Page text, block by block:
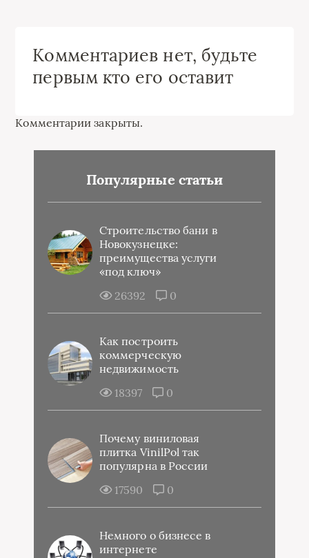
Комментариев нет, будьте
первым кто его оставит
Комментарии закрыты.
Популярные статьи
Строительство бани в
Новокузнецке:
преимущества услуги
«под ключ»
26392
0
Как построить
коммерческую
недвижимость
18397
0
Почему виниловая
плитка VinilPol так
популярна в России
17590
0
Немного о бизнесе в
интернете